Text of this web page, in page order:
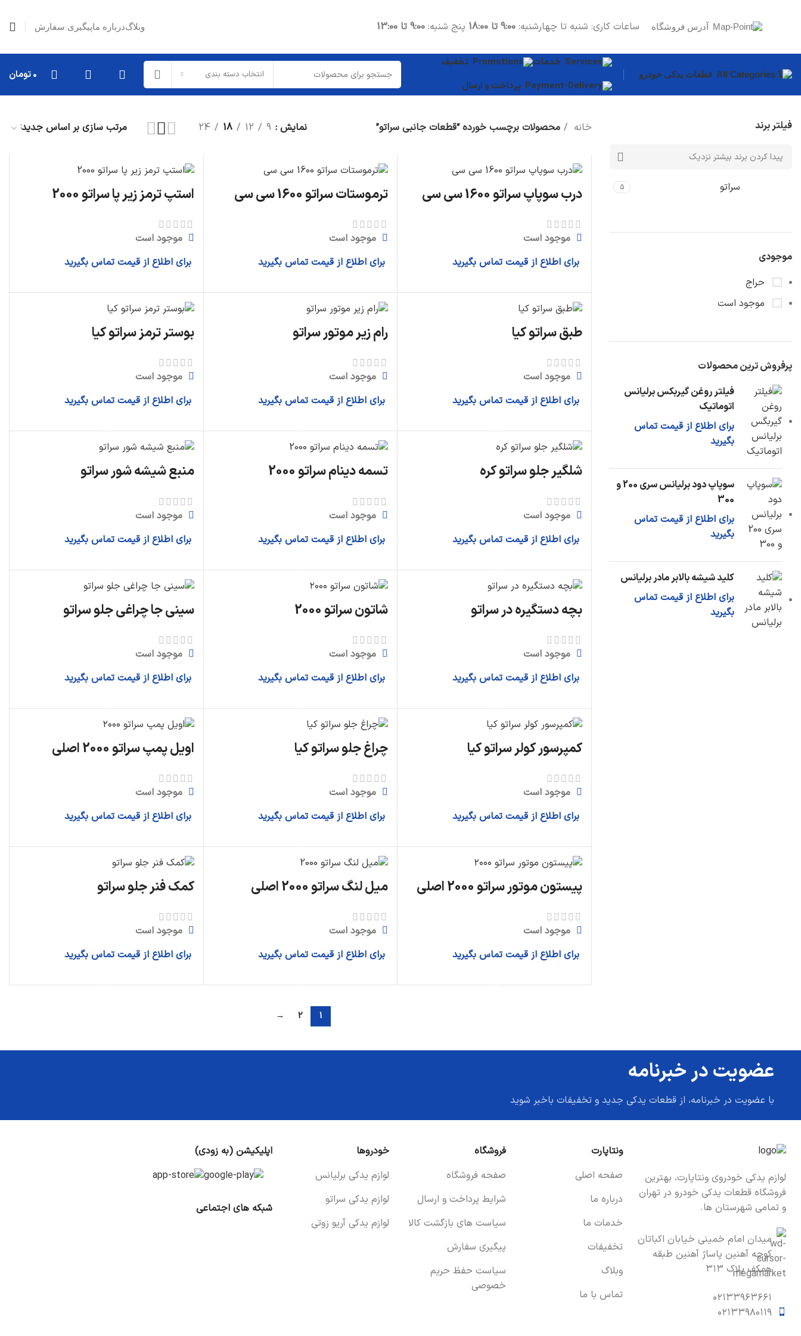
آدرس فروشگاه ساعات کاری: شنبه تا چهارشنبه: 9:00 تا 18:00 پنج شنبه: 9:00 تا 13:00 وبلاگدرباره ماپیگیری سفارش
قطعات یدکی خودرو
خدمات
تخفیف
پرداخت و ارسال
انتخاب دسته بندی 0تومان
فیلتر برند
سراتو 5
موجودی
حراج
موجود است
پرفروش ترین محصولات
فیلتر روغن گیربکس برلیانس
اتوماتیک
برای اطلاع از قیمت تماس
بگیرید
سوپاپ دود برلیانس سری 200 و
300
برای اطلاع از قیمت تماس
بگیرید
کلید شیشه بالابر مادر برلیانس
برای اطلاع از قیمت تماس
بگیرید
خانه محصولات برچسب خورده “قطعات جانبی سراتو” نمایش 9
12
18
24
درب سوپاپ سراتو 1600 سی سی
موجود است
برای اطلاع از قیمت تماس بگیرید
ترموستات سراتو 1600 سی سی
موجود است
برای اطلاع از قیمت تماس بگیرید
استپ ترمز زیر پا سراتو 2000
موجود است
برای اطلاع از قیمت تماس بگیرید
طبق سراتو کیا
موجود است
برای اطلاع از قیمت تماس بگیرید
رام زیر موتور سراتو
موجود است
برای اطلاع از قیمت تماس بگیرید
بوستر ترمز سراتو کیا
موجود است
برای اطلاع از قیمت تماس بگیرید
شلگیر جلو سراتو کره
موجود است
برای اطلاع از قیمت تماس بگیرید
تسمه دینام سراتو 2000
موجود است
برای اطلاع از قیمت تماس بگیرید
منبع شیشه شور سراتو
موجود است
برای اطلاع از قیمت تماس بگیرید
بچه دستگیره در سراتو
موجود است
برای اطلاع از قیمت تماس بگیرید
شاتون سراتو 2000
موجود است
برای اطلاع از قیمت تماس بگیرید
سینی جا چراغی جلو سراتو
موجود است
برای اطلاع از قیمت تماس بگیرید
کمپرسور کولر سراتو کیا
موجود است
برای اطلاع از قیمت تماس بگیرید
چراغ جلو سراتو کیا
موجود است
برای اطلاع از قیمت تماس بگیرید
اویل پمپ سراتو 2000 اصلی
موجود است
برای اطلاع از قیمت تماس بگیرید
پیستون موتور سراتو 2000 اصلی
موجود است
برای اطلاع از قیمت تماس بگیرید
میل لنگ سراتو 2000 اصلی
موجود است
برای اطلاع از قیمت تماس بگیرید
کمک فنر جلو سراتو
موجود است
برای اطلاع از قیمت تماس بگیرید
1
2
→
عضویت در خبرنامه
با عضویت در خبرنامه، از قطعات یدکی جدید و تخفیفات باخبر شوید
لوازم یدکی خودروی ونتاپارت، بهترین
فروشگاه قطعات یدکی خودرو در تهران
و تمامی شهرستان ها.
میدان امام خمینی خیابان اکباتان
کوچه آهنین پاساژ آهنین طبقه
همکف پلاک ۳۱۳
۰۲۱۳۳۹۶۳۶۶۱
۰۲۱۳۳۹۸۰۱۱۹
ونتاپارت
صفحه اصلی
درباره ما
خدمات ما
تخفیفات
وبلاگ
تماس با ما
فروشگاه
صفحه فروشگاه
شرایط پرداخت و ارسال
سیاست های بازگشت کالا
پیگیری سفارش
سیاست حفظ حریم
خصوصی
خودروها
لوازم یدکی برلیانس
لوازم یدکی سراتو
لوازم یدکی آریو زوتی
اپلیکیشن (به زودی)
شبکه های اجتماعی